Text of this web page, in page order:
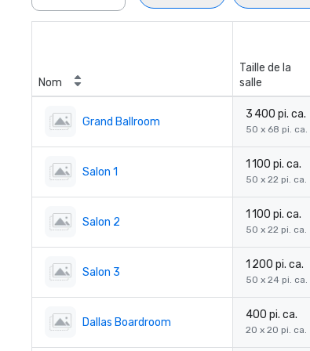
Nom
Taille de la
salle
Grand Ballroom
3 400 pi. ca.
50 x 68 pi. ca.
Salon 1
1 100 pi. ca.
50 x 22 pi. ca.
Salon 2
1 100 pi. ca.
50 x 22 pi. ca.
Salon 3
1 200 pi. ca.
50 x 24 pi. ca.
Dallas Boardroom
400 pi. ca.
20 x 20 pi. ca.